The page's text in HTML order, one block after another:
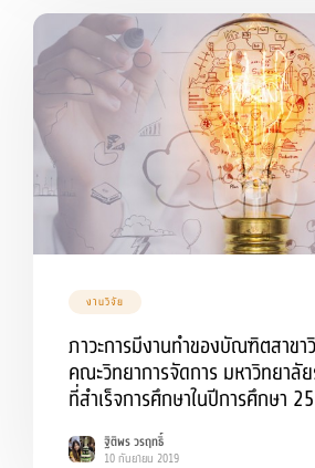
งานวิจัย
ภาวะการมีงานทำของบัณฑิตสาข
คณะวิทยาการจัดการ มหาวิทยาลั
ที่สำเร็จการศึกษาในปีการศึกษา
สัญญา 1/2560
ฐิติพร วรฤทธิ์
10 กันยายน 2019